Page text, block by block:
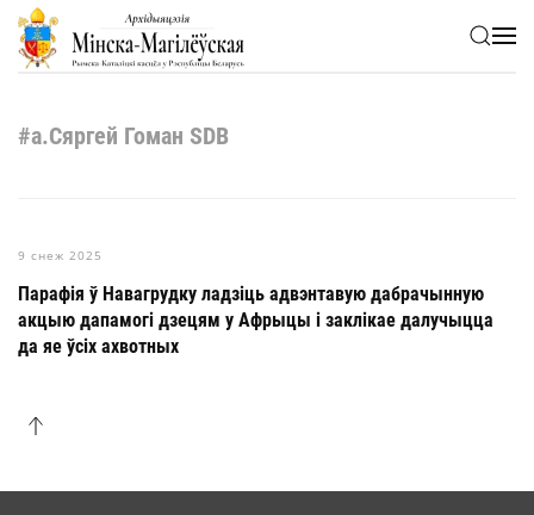
Skip to main content
#а.Сяргей Гоман SDB
9 снеж 2025
Парафія ў Навагрудку ладзіць адвэнтавую дабрачынную
акцыю дапамогі дзецям у Афрыцы і заклікае далучыцца
да яе ўсіх ахвотных